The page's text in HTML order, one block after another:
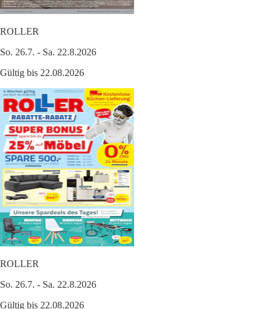
ROLLER
So. 26.7. - Sa. 22.8.2026
Gültig bis 22.08.2026
ROLLER
So. 26.7. - Sa. 22.8.2026
Gültig bis 22.08.2026